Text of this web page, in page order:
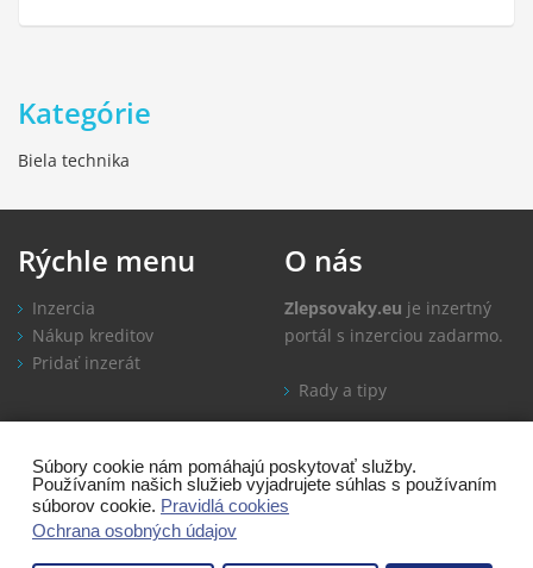
Súbory cookie nám pomáhajú poskytovať služby.
Používaním našich služieb vyjadrujete súhlas s používaním
súborov cookie. Pravidlá cookies
Ochrana osobných údajov
Kategórie
Biela technika
Rýchle menu
Inzercia
Nákup kreditov
Pridať inzerát
O nás
Zlepsovaky.eu je inzertný
portál s inzerciou zadarmo.
Rady a tipy
Informácie
Ako inzerovať
Časté otázky
Kontakt